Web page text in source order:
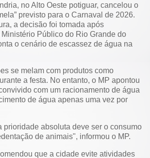
no Alto Oeste potiguar, cancelou o
previsto para o Carnaval de 2026.
a decisão foi tomada após
Público do Rio Grande do
o cenário de escassez de água na
se melam com produtos como
a festa. No entanto, o MP apontou
com um racionamento de água
de água apenas uma vez por
prioridade absoluta deve ser o consumo
de animais", informou o MP.
que a cidade evite atividades